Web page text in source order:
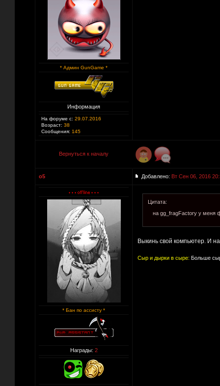
* Админ GunGame *
Информация
На форуме с: 29.07.2016
Возраст: 38
Сообщения: 145
Вернуться к началу
o5 Добавлено: Вт Сен 06, 2016
* Бан по ассисту *
Награды: 2
Цитата:
на gg_fragFactory у меня
Выкинь свой компьютер. И
Сыр и дырки в сыре: Больше